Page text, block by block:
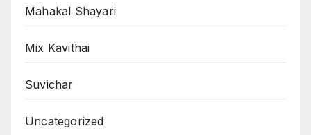
Mahakal Shayari
Mix Kavithai
Suvichar
Uncategorized